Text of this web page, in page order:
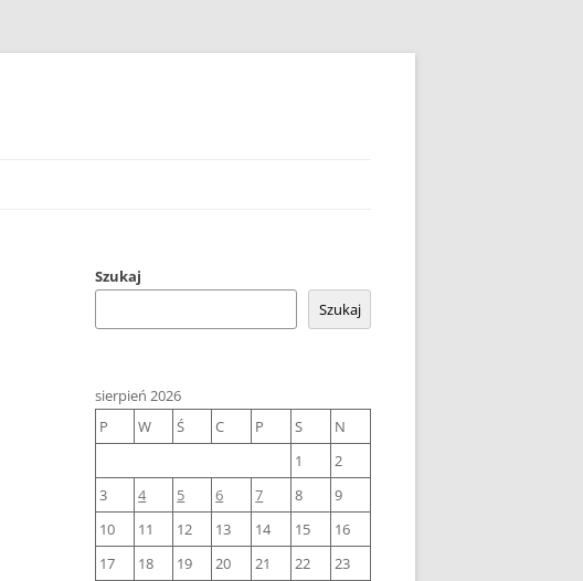
Szukaj
Szukaj
sierpień 2026
P
W Ś C P S
N
1
2
3
4 5 6 7 8
9
10
11 12 13 14 15
16
17
18 19 20 21 22
23